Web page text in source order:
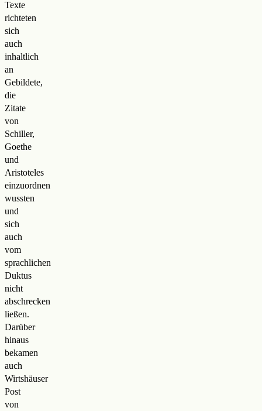
Texte
richteten
sich
auch
inhaltlich
an
Gebildete,
die
Zitate
von
Schiller,
Goethe
und
Aristoteles
einzuordnen
wussten
und
sich
auch
vom
sprachlichen
Duktus
nicht
abschrecken
ließen.
Darüber
hinaus
bekamen
auch
Wirtshäuser
Post
von